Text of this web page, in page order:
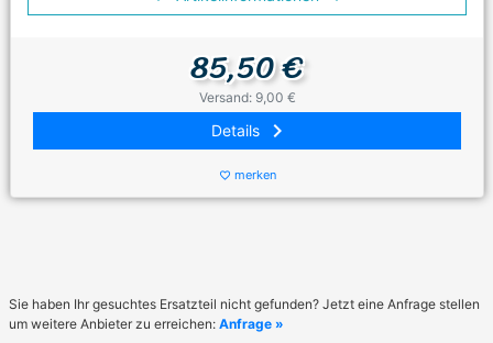
85,50 €
Versand: 9,00 €
Details keyboard_arrow_right
favorite_border merken
Sie haben Ihr gesuchtes Ersatzteil nicht gefunden? Jetzt eine Anfrage stellen
um weitere Anbieter zu erreichen: Anfrage »